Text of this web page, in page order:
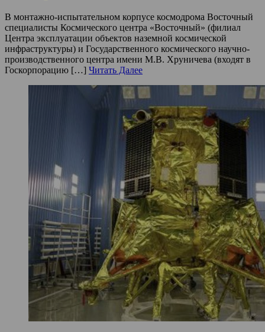
В монтажно-испытательном корпусе космодрома Восточный
специалисты Космического центра «Восточный» (филиал
Центра эксплуатации объектов наземной космической
инфраструктуры) и Государственного космического научно-
производственного центра имени М.В. Хруничева (входят в
Госкорпорацию […] Читать Далее